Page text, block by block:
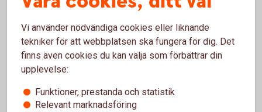
rörlig.
Lånebelopp
20 000 - 350 000 kr
Återbetalningstid
Vi använder nödvändiga cookies eller liknande
tekniker för att webbplatsen ska fungera för dig. Det
finns även cookies du kan välja som förbättrar din
upplevelse:
Funktioner, prestanda och statistik
Relevant marknadsföring